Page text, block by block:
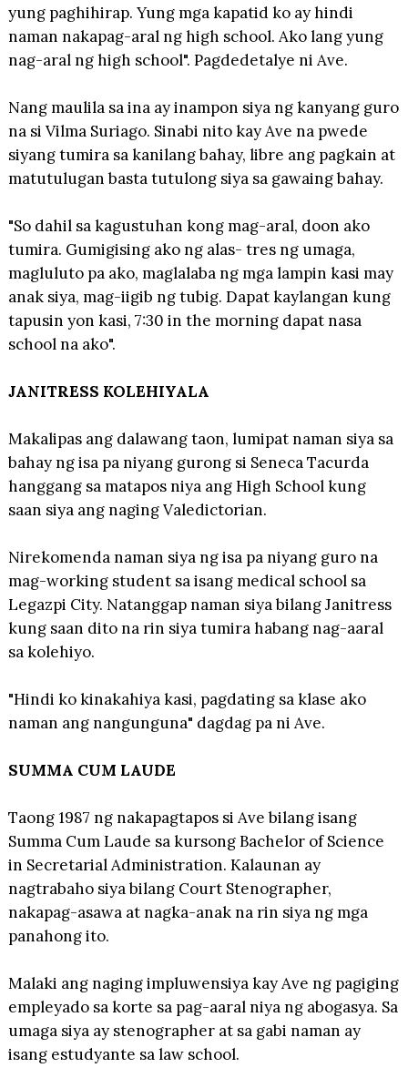
yung paghihirap. Yung mga kapatid ko ay hindi
naman nakapag-aral ng high school. Ako lang yung
nag-aral ng high school". Pagdedetalye ni Ave.
Nang maulila sa ina ay inampon siya ng kanyang guro
na si Vilma Suriago. Sinabi nito kay Ave na pwede
siyang tumira sa kanilang bahay, libre ang pagkain at
matutulugan basta tutulong siya sa gawaing bahay.
"So dahil sa kagustuhan kong mag-aral, doon ako
tumira. Gumigising ako ng alas- tres ng umaga,
magluluto pa ako, maglalaba ng mga lampin kasi may
anak siya, mag-iigib ng tubig. Dapat kaylangan kung
tapusin yon kasi, 7:30 in the morning dapat nasa
school na ako".
JANITRESS KOLEHIYALA
Makalipas ang dalawang taon, lumipat naman siya sa
bahay ng isa pa niyang gurong si Seneca Tacurda
hanggang sa matapos niya ang High School kung
saan siya ang naging Valedictorian.
Nirekomenda naman siya ng isa pa niyang guro na
mag-working student sa isang medical school sa
Legazpi City. Natanggap naman siya bilang Janitress
kung saan dito na rin siya tumira habang nag-aaral
sa kolehiyo.
"Hindi ko kinakahiya kasi, pagdating sa klase ako
naman ang nangunguna" dagdag pa ni Ave.
SUMMA CUM LAUDE
Taong 1987 ng nakapagtapos si Ave bilang isang
Summa Cum Laude sa kursong Bachelor of Science
in Secretarial Administration. Kalaunan ay
nagtrabaho siya bilang Court Stenographer,
nakapag-asawa at nagka-anak na rin siya ng mga
panahong ito.
Malaki ang naging impluwensiya kay Ave ng pagiging
empleyado sa korte sa pag-aaral niya ng abogasya. Sa
umaga siya ay stenographer at sa gabi naman ay
isang estudyante sa law school.